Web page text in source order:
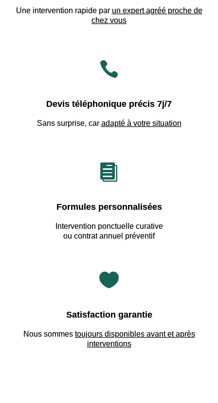
Une intervention rapide par un expert agréé proche de
chez vous

Devis téléphonique précis 7j/7
Sans surprise, car adapté à votre situation

Formules personnalisées
Intervention ponctuelle curative
ou contrat annuel préventif

Satisfaction garantie
Nous sommes toujours disponibles avant et après
interventions